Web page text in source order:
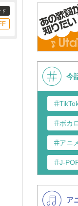
今
ボカ
アニ
J-
K-ア